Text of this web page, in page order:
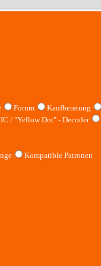
Forum Kaufberatung
/ "Yellow Dot" - Decoder
Kompatible Patronen